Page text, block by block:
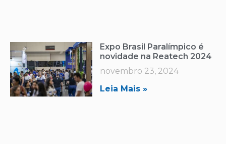
Expo Brasil Paralímpico é
novidade na Reatech 2024
novembro 23, 2024
Leia Mais »